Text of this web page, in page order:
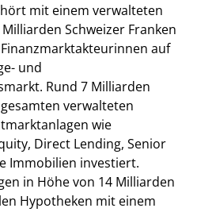
mit einem verwalteten
Schweizer Franken
auf
und
Rund 7 Milliarden
verwalteten
wie
Direct Lending, Senior
Immobilien investiert.
in Höhe von 14 Milliarden
Hypotheken mit einem